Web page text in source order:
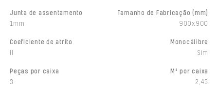
Junta de assentamento
1mm
Tamanho de Fabricação (mm)
900x900
Coeficiente de atrito
Monocálibre
Sim
Peças por caixa
3
M² por caixa
2,43